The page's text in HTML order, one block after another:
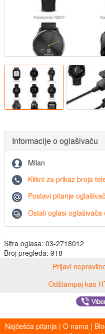
Informacije o oglašivaču
Milan
Klikni za prikaz broja
Postavi pitanje
Ostali oglasi oglašivača
Šifra oglasa: 03-2718012
Broj pregleda: 918
Prijavi
Odštampaj kao
Najčešća pitanja | O nama |